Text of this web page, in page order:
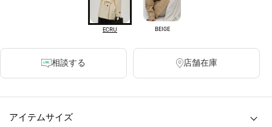
ECRU BEIGE
相談する 店舗在庫
アイテムサイズ